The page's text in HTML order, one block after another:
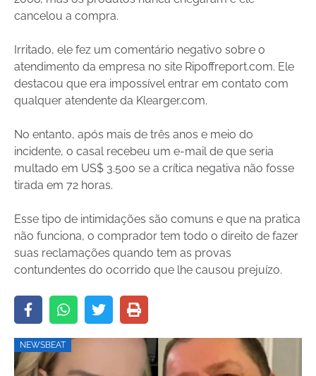
cancelou a compra.
Irritado, ele fez um comentário negativo sobre o
atendimento da empresa no site Ripoffreport.com. Ele
destacou que era impossível entrar em contato com
qualquer atendente da Klearger.com.
No entanto, após mais de três anos e meio do
incidente, o casal recebeu um e-mail de que seria
multado em US$ 3.500 se a crítica negativa não fosse
tirada em 72 horas.
Esse tipo de intimidações são comuns e que na pratica
não funciona, o comprador tem todo o direito de fazer
suas reclamações quando tem as provas
contundentes do ocorrido que lhe causou prejuízo.
NEWSBEAT